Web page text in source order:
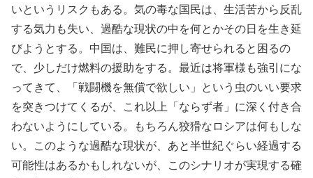
いというリスクもある。気の毒な国民は、生活苦から反乱
する気力も失い、過酷な現状の中を何とかその日を生き延
びようとする。中国は、難民に押し寄せられると困るの
で、少しだけ燃料の援助をする。最近は将軍様も強引にな
ってきて、「戦闘機を無償で欲しい」という虫のいい要求
を突きつけてくるが、これ以上「ならず者」に深く付き合
わないようにしている。もちろん狡猾なロシアは何もしな
い。このような過酷な現状が、あと半世紀ぐらい経過する
可能性はあるかもしれないが、このシナリオが実現する確